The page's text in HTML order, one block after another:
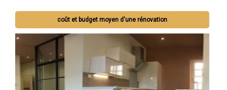
coût et budget moyen d'une rénovation